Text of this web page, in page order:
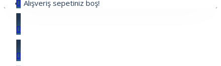
Alışveriş sepetiniz boş!